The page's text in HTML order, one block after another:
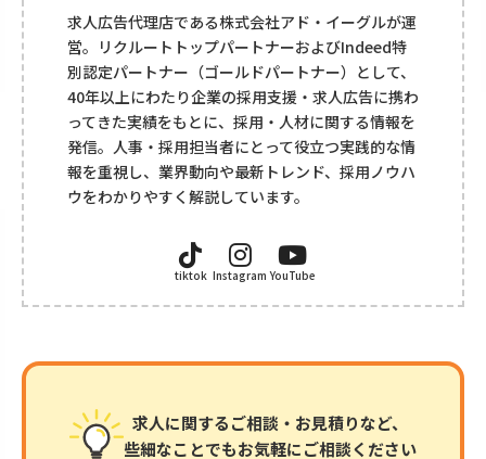
求人広告代理店である株式会社アド・イーグルが運
営。リクルートトップパートナーおよびIndeed特
別認定パートナー（ゴールドパートナー）として、
40年以上にわたり企業の採用支援・求人広告に携わ
ってきた実績をもとに、採用・人材に関する情報を
発信。人事・採用担当者にとって役立つ実践的な情
報を重視し、業界動向や最新トレンド、採用ノウハ
ウをわかりやすく解説しています。
tiktok Instagram YouTube
求人に関するご相談・お見積りなど、
些細なことでもお気軽にご相談ください